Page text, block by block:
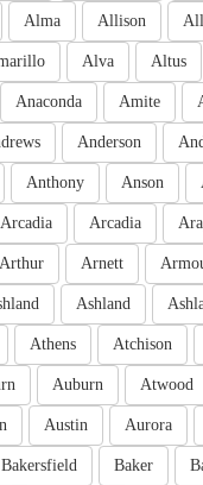
Allison
Alma
Altus
Alva
Amite
Anaconda
Anderson
Anson
Anthony
Arcadia
Arcadia
Arnett
Arthur
Ashland
Atchison
Athens
Atwood
Auburn
Aurora
Austin
Baker
Bakersfield